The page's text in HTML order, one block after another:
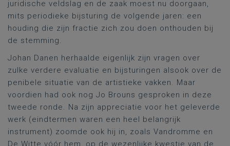
juridische veldslag en de zaak moest nu doorgaan,
mits periodieke bijsturing de volgende jaren: een
houding die zijn fractie zich zou doen onthouden bij
de stemming.
Johan Danen herhaalde eigenlijk zijn vragen over
zulke verdere evaluatie en bijsturingen alsook over de
penibele situatie van de artistieke vakken. Maar
voordien had ook nog Jo Brouns gesproken in deze
tweede ronde. Na zijn appreciatie voor het geleverde
werk (eindtermen waren een heel belangrijk
instrument) zoomde ook hij in, zoals Vandromme en
De Witte vóór hem, op de wezenlijke kwestie van de